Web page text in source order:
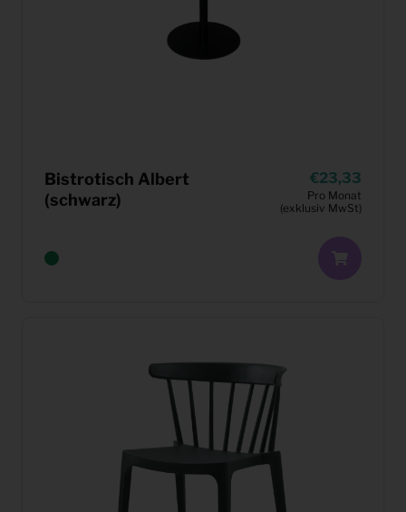
Bistrotisch Albert
(schwarz)
23,33
Pro Monat
(exklusiv MwSt)